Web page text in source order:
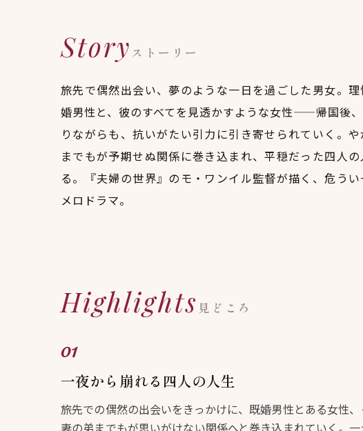
Story ストーリー
旅先で偶然出会い、夢のような一日を過ごした男女。
婚男性と、彼のすべてを見透かすような女性——帰国後
りながらも、抗いがたい引力に引き寄せられていく。
までもが予期せぬ関係に巻き込まれ、平穏だった四人
る。『夫婦の世界』のモ・ワンイル監督が描く、危う
メロドラマ。
Highlights 見どころ
一夜から崩れる四人の人生
旅先での偶然の出会いをきっかけに、既婚男性とある女性
妻の弟までもが思いがけない関係へと巻き込まれていく。